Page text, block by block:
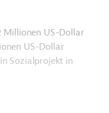
Millionen US-Dollar
US-Dollar
Sozialprojekt in